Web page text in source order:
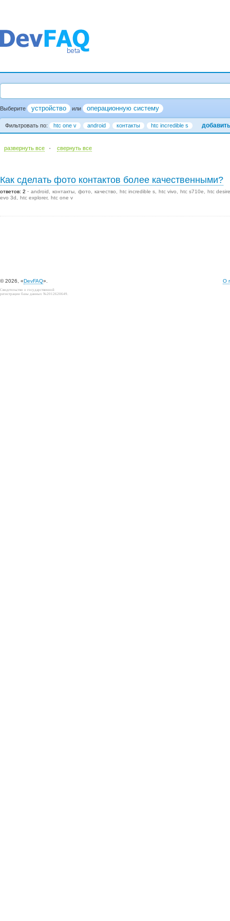
Выберите устройство или операционную систему
Фильтровать по: htc one v android контакты htc incredible s
развернуть все · cвернуть все
Как сделать фото контактов более качественными?
ответов: 2 android контакты фото качество htc incredible s htc vivo htc s710e
htc
evo 3d
htc explorer htc one v
© 2026, «DevFAQ». О
Свидетельство о государственной
регистрации базы данных №2012620649.